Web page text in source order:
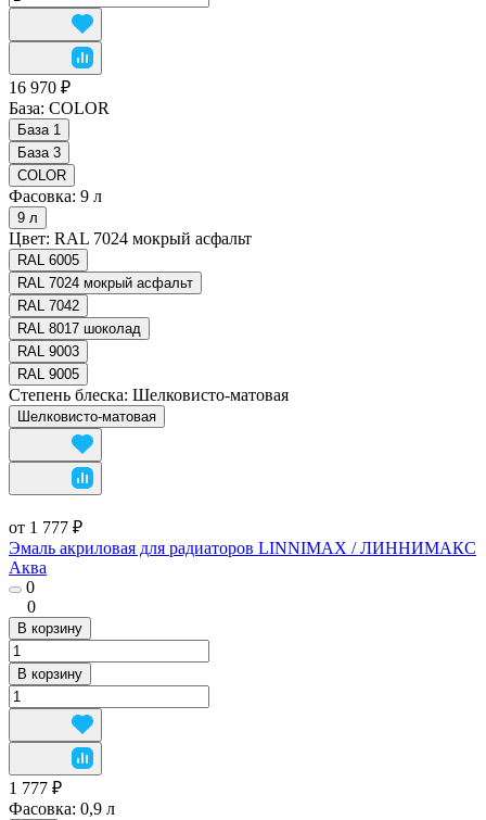
16 970 ₽
База: COLOR
База 1
База 3
COLOR
Фасовка: 9 л
9 л
Цвет: RAL 7024 мокрый асфальт
RAL 6005
RAL 7024 мокрый асфальт
RAL 7042
RAL 8017 шоколад
RAL 9003
RAL 9005
Степень блеска: Шелковисто-матовая
Шелковисто-матовая
от 1 777 ₽
Эмаль акриловая для радиаторов LINNIMAX / ЛИННИМАКС
Аква
0
0
В корзину
В корзину
1 777 ₽
Фасовка: 0,9 л